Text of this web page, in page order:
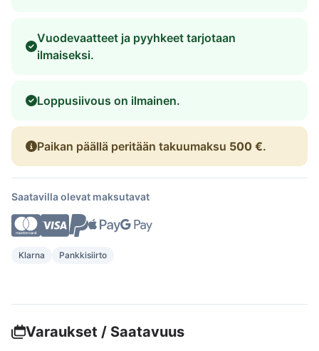
Vuodevaatteet ja pyyhkeet tarjotaan
ilmaiseksi.
Loppusiivous on ilmainen.
Paikan päällä peritään takuumaksu 500 €.
Saatavilla olevat maksutavat
Klarna Pankkisiirto
Varaukset / Saatavuus